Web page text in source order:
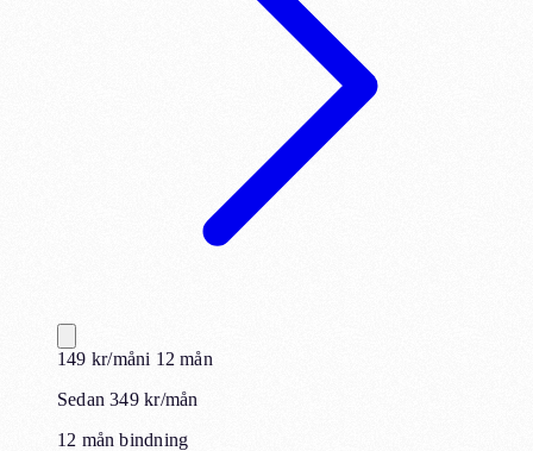
149 kr/måni 12 mån
Sedan 349 kr/mån
12 mån bindning